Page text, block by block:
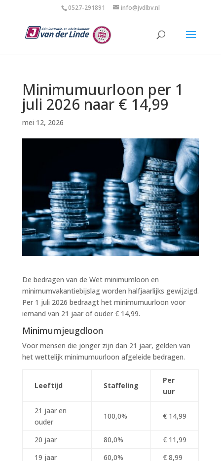
0527-291891 info@jvdlbv.nl
Minimumuurloon per 1
juli 2026 naar € 14,99
mei 12, 2026
De bedragen van de Wet minimumloon en
minimumvakantiebijslag worden halfjaarlijks gewijzigd.
Per 1 juli 2026 bedraagt het minimumuurloon voor
iemand van 21 jaar of ouder € 14,99.
Minimumjeugdloon
Voor mensen die jonger zijn dan 21 jaar, gelden van
het wettelijk minimumuurloon afgeleide bedragen.
Leeftijd Staffeling
Per
uur
21 jaar en
ouder
100,0% € 14,99
20 jaar 80,0%
€ 11,99
19 jaar
60,0%
€ 8,99